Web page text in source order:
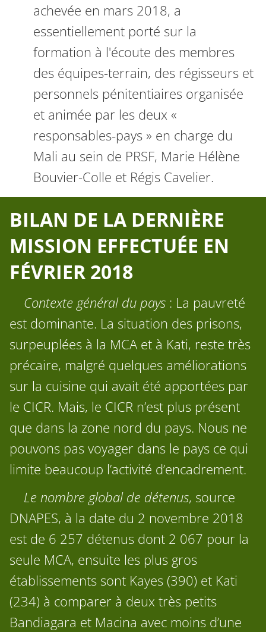
achevée en mars 2018, a
essentiellement porté sur la
formation à l'écoute des membres
des équipes-terrain, des régisseurs et
personnels pénitentiaires organisée
et animée par les deux «
responsables-pays » en charge du
Mali au sein de PRSF, Marie Hélène
Bouvier-Colle et Régis Cavelier.
BILAN DE LA DERNIÈRE
MISSION EFFECTUÉE EN
FÉVRIER 2018
Contexte général du pays : La pauvreté
est dominante. La situation des prisons,
surpeuplées à la MCA et à Kati, reste très
précaire, malgré quelques améliorations
sur la cuisine qui avait été apportées par
le CICR. Mais, le CICR n’est plus présent
que dans la zone nord du pays. Nous ne
pouvons pas voyager dans le pays ce qui
limite beaucoup l’activité d’encadrement.
Le nombre global de détenus, source
DNAPES, à la date du 2 novembre 2018
est de 6 257 détenus dont 2 067 pour la
seule MCA, ensuite les plus gros
établissements sont Kayes (390) et Kati
(234) à comparer à deux très petits
Bandiagara et Macina avec moins d’une